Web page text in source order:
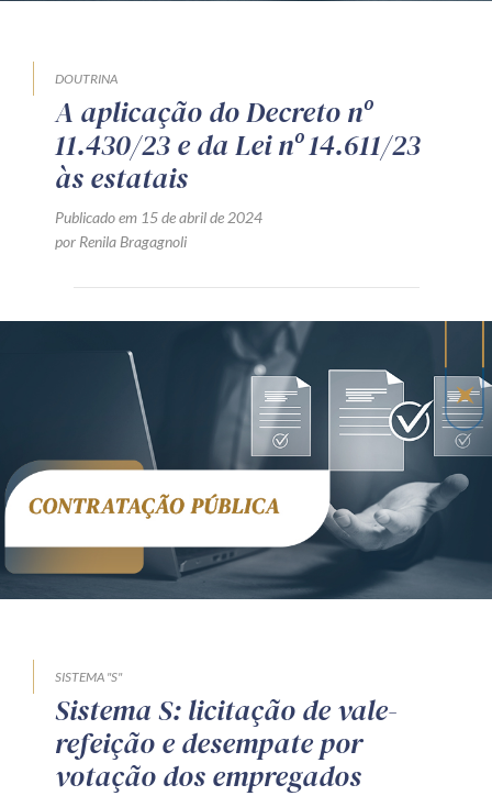
DOUTRINA
A aplicação do Decreto nº
11.430/23 e da Lei nº 14.611/23
às estatais
Publicado em 15 de abril de 2024
por Renila Bragagnoli
SISTEMA "S"
Sistema S: licitação de vale-
refeição e desempate por
votação dos empregados